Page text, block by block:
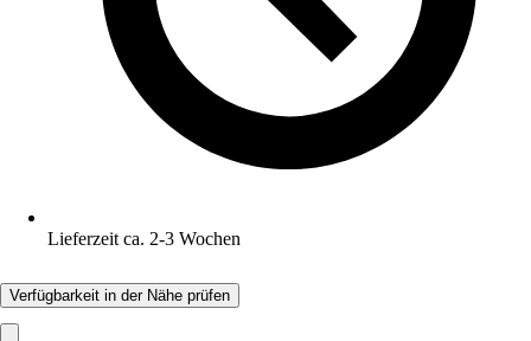
Lieferzeit ca. 2-3 Wochen
Verfügbarkeit in der Nähe prüfen